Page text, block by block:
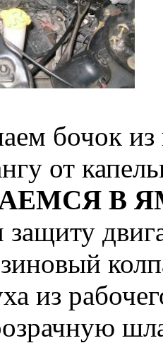
бочок
от
В
из